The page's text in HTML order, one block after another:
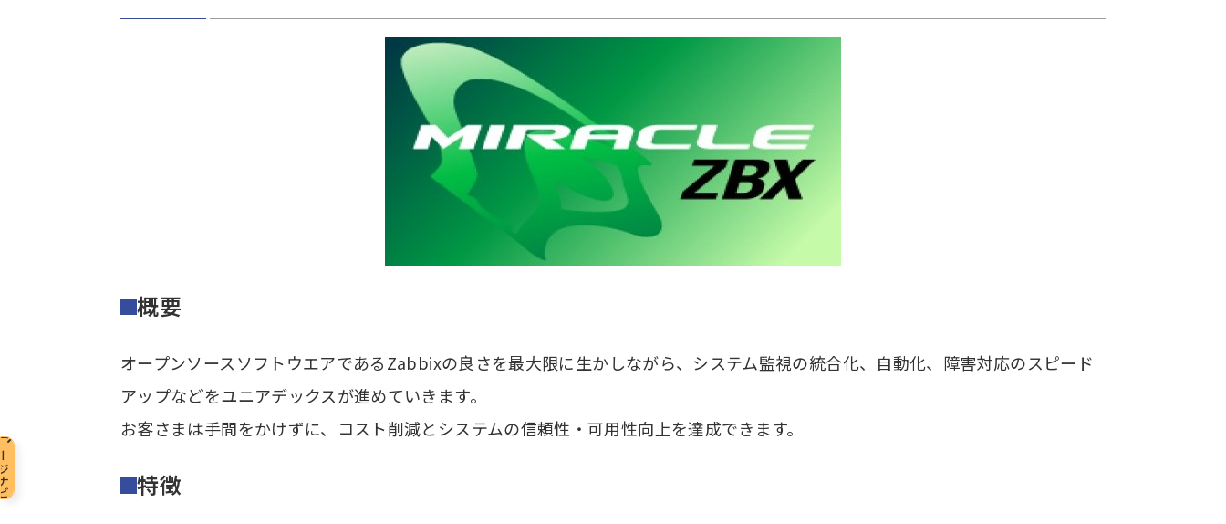
ビ
概要
オープンソースソフトウエアであるZabbixの良さを最大限に生かしながら、システム監視の統合化、自動化、障害対応のスピード
アップなどをユニアデックスが進めていきます。
お客さまは手間をかけずに、コスト削減とシステムの信頼性・可用性向上を達成できます。
特徴